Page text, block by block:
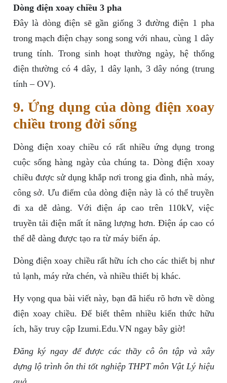
Dòng điện xoay chiều 3 pha
Đây là dòng điện sẽ gần giống 3 đường điện 1 pha
trong mạch điện chạy song song với nhau, cùng 1 dây
trung tính. Trong sinh hoạt thường ngày, hệ thống
điện thường có 4 dây, 1 dây lạnh, 3 dây nóng (trung
tính – OV).
9. Ứng dụng của dòng điện xoay
chiều trong đời sống
Dòng điện xoay chiều có rất nhiều ứng dụng trong
cuộc sống hàng ngày của chúng ta. Dòng điện xoay
chiều được sử dụng khắp nơi trong gia đình, nhà máy,
công sở. Ưu điểm của dòng điện này là có thể truyền
đi xa dễ dàng. Với điện áp cao trên 110kV, việc
truyền tải điện mất ít năng lượng hơn. Điện áp cao có
thể dễ dàng được tạo ra từ máy biến áp.
Dòng điện xoay chiều rất hữu ích cho các thiết bị như
tủ lạnh, máy rửa chén, và nhiều thiết bị khác.
Hy vọng qua bài viết này, bạn đã hiểu rõ hơn về dòng
điện xoay chiều. Để biết thêm nhiều kiến thức hữu
ích, hãy truy cập Izumi.Edu.VN ngay bây giờ!
Đăng ký ngay để được các thầy cô ôn tập và xây
dựng lộ trình ôn thi tốt nghiệp THPT môn Vật Lý hiệu